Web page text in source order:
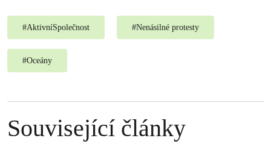
#AktivníSpolečnost #Nenásilné protesty
#Oceány
Související články